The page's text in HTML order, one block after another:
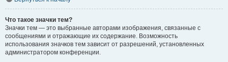
Что такое значки тем?
Значки тем — это выбранные авторами изображения, связанные с
сообщениями и отражающие их содержание. Возможность
использования значков тем зависит от разрешений, установленных
администратором конференции.